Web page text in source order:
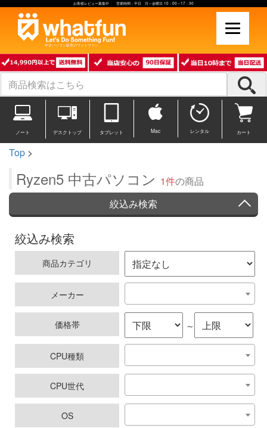
お客様レビュー募集中 営業時間：平日 月～金曜日 10：00～17：30
中古パソコン販売のワットファン
ノート デスクトップ タブレット Mac レンタル カート
Top >
Ryzen5 中古パソコン 1件の商品
絞込み検索
絞込み検索
商品カテゴリ
メーカー
価格帯 ～
CPU種類
CPU世代
OS